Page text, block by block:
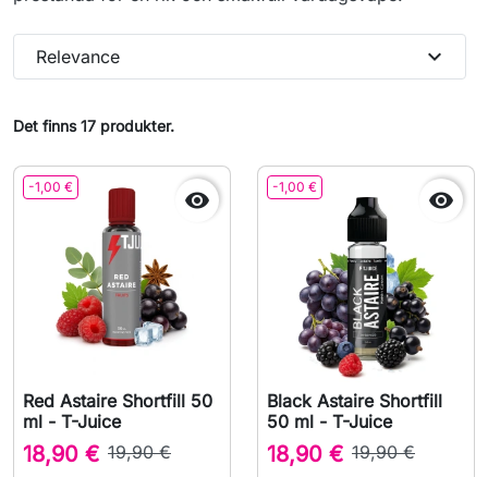
Det finns 17 produkter.
Relevance expand_more
-1,00 € 
Red Astaire Shortfill 50
ml - T-Juice
18,90 € 19,90 €
-1,00 € 
Black Astaire Shortfill
50 ml - T-Juice
18,90 € 19,90 €